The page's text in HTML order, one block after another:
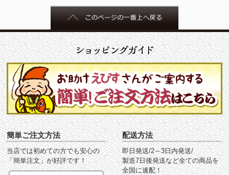
簡単ご注文方法
当店では初めての方でも安心の
「簡単注文」が好評です！
配送方法
即日発送/2～3日内発送/
製造7日後発送など全ての商品を
全国に速配！